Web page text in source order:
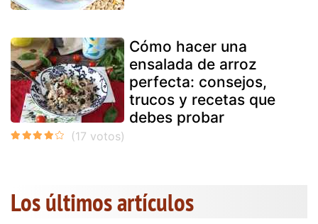
Cómo hacer una
ensalada de arroz
perfecta: consejos,
trucos y recetas que
debes probar
Los últimos artículos